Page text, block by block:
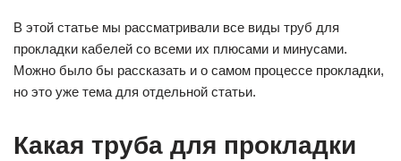
В этой статье мы рассматривали все виды труб для
прокладки кабелей со всеми их плюсами и минусами.
Можно было бы рассказать и о самом процессе прокладки,
но это уже тема для отдельной статьи.
Какая труба для прокладки